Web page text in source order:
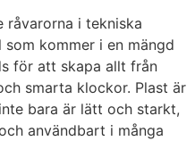
råvarorna i tekniska
kommer i en mängd
för att skapa allt från
smarta klockor. Plast är
bara är lätt och starkt,
användbart i många